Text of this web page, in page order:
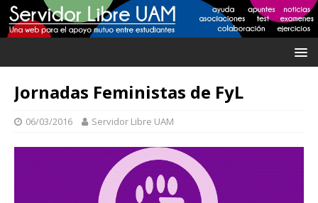
Jornadas Feministas de FyL
06/03/2016 Servidor Libre UAM